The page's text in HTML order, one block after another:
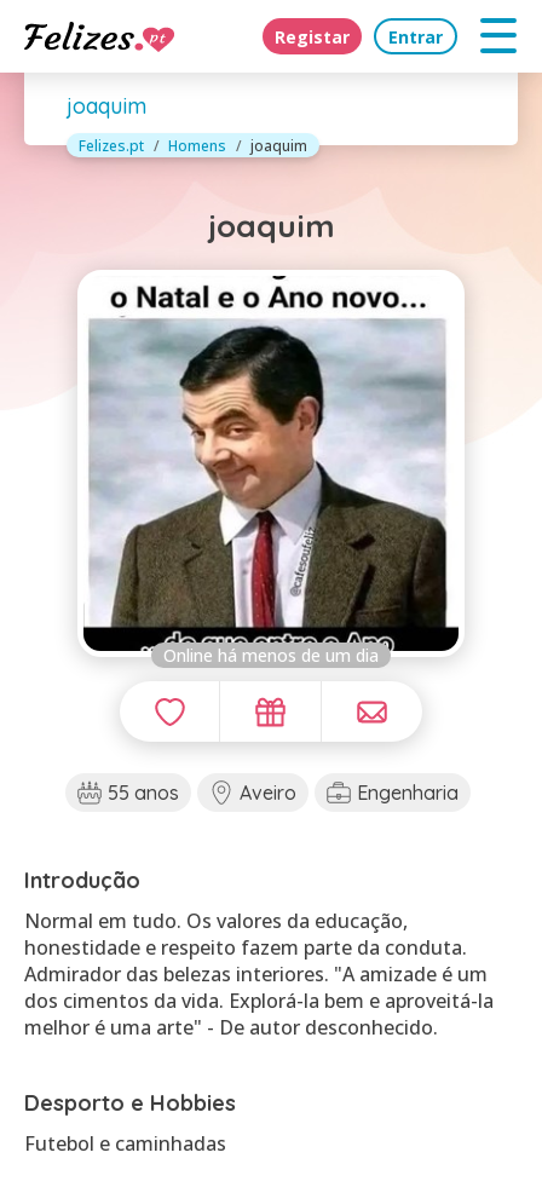
Registar Entrar
joaquim
Felizes.pt Homens joaquim
joaquim
Online há menos de um dia
55 anos Aveiro Engenharia
Introdução
Normal em tudo. Os valores da educação,
honestidade e respeito fazem parte da conduta.
Admirador das belezas interiores. "A amizade é um
dos cimentos da vida. Explorá-la bem e aproveitá-la
melhor é uma arte" - De autor desconhecido.
Desporto e Hobbies
Futebol e caminhadas